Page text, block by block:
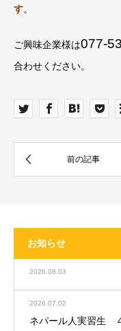
す。
ご興味企業様は077-
合わせください。
お知らせ
2026.08.03
2026.07.02
ネパール人実習生